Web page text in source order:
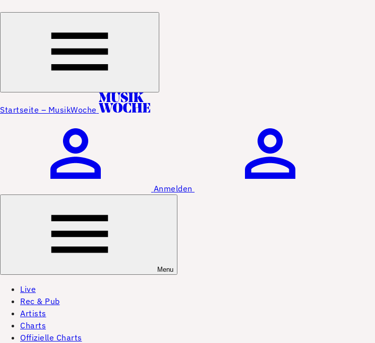
Startseite – MusikWoche
Anmelden
Menu
Live
Rec & Pub
Artists
Charts
Offizielle Charts